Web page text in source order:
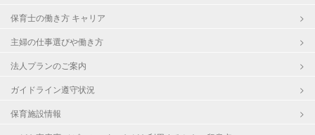
保育士の働き方 キャリア
主婦の仕事選びや働き方
法人プランのご案内
ガイドライン遵守状況
保育施設情報